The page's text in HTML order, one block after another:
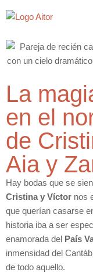
La
en el
de
Aia y
Hay bodas que se
Cristina y Víctor nos
que querían casarse
historia iba a ser
enamorada del País
inmensidad del
de todo aquello.